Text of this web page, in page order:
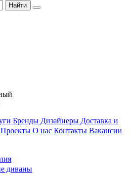
Найти
Бренды Дизайнеры Доставка и
Проекты О нас Контакты Вакансии
диваны